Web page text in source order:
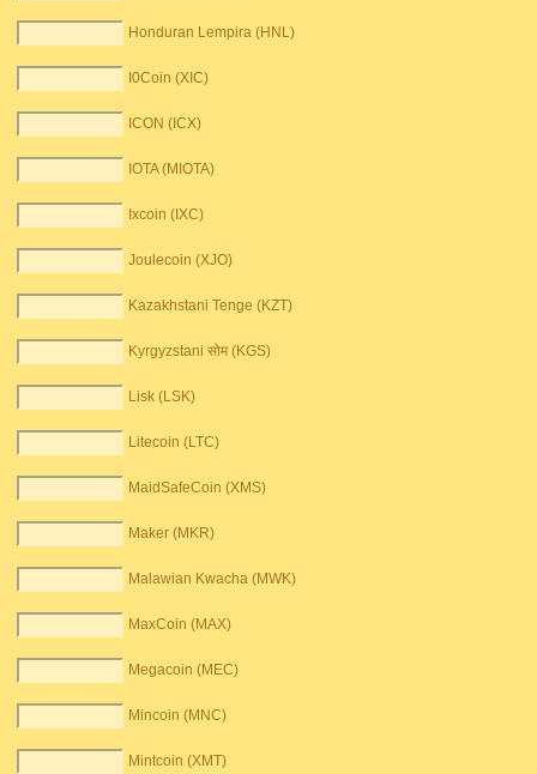
Honduran Lempira (HNL)
I0Coin (XIC)
ICON (ICX)
IOTA (MIOTA)
Ixcoin (IXC)
Joulecoin (XJO)
Kazakhstani Tenge (KZT)
Kyrgyzstani सोम (KGS)
Lisk (LSK)
Litecoin (LTC)
MaidSafeCoin (XMS)
Maker (MKR)
Malawian Kwacha (MWK)
MaxCoin (MAX)
Megacoin (MEC)
Mincoin (MNC)
Mintcoin (XMT)